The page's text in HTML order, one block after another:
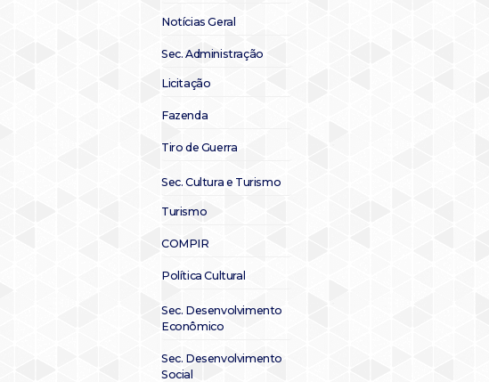
Notícias Geral
Sec. Administração
Licitação
Fazenda
Tiro de Guerra
Sec. Cultura e Turismo
Turismo
COMPIR
Política Cultural
Sec. Desenvolvimento
Econômico
Sec. Desenvolvimento
Social